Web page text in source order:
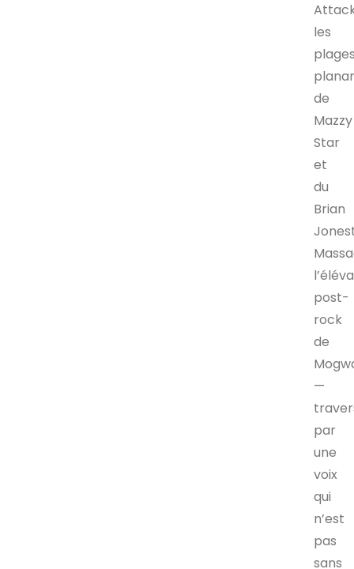
les
de
Mazzy
Star
et
du
Brian
post-
rock
de
—
par
une
voix
qui
n’est
pas
sans